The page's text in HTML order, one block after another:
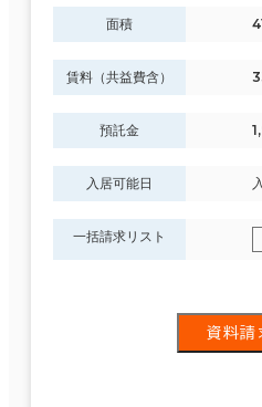
面積
賃料（共益費含）
預託金
入居可能日
一括請求リスト
資料請